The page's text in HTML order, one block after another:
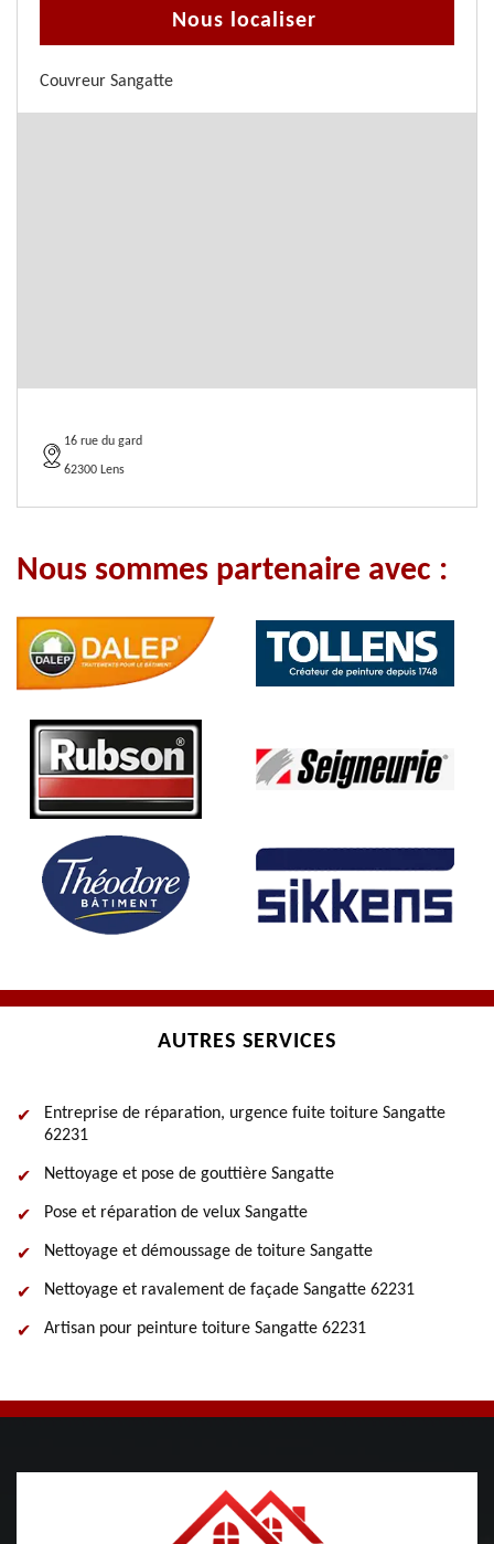
Nous localiser
Couvreur Sangatte
16 rue du gard
62300 Lens
Nous sommes partenaire avec :
AUTRES SERVICES
Entreprise de réparation, urgence fuite toiture Sangatte
62231
Nettoyage et pose de gouttière Sangatte
Pose et réparation de velux Sangatte
Nettoyage et démoussage de toiture Sangatte
Nettoyage et ravalement de façade Sangatte 62231
Artisan pour peinture toiture Sangatte 62231